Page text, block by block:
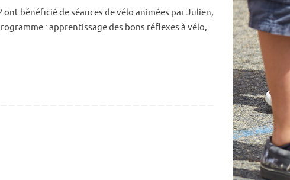
bénéficié de séances de vélo animées par Julien,
: apprentissage des bons réflexes à vélo,